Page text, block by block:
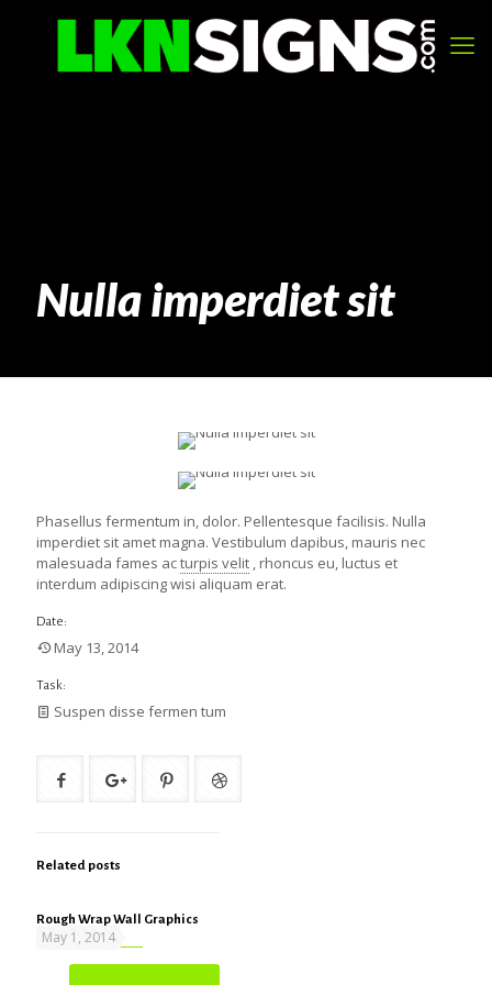
Nulla imperdiet sit
Phasellus fermentum in, dolor. Pellentesque facilisis. Nulla
imperdiet sit amet magna. Vestibulum dapibus, mauris nec
malesuada fames acturpis velit , rhoncus eu, luctus et
interdum adipiscing wisi aliquam erat.
Date:
May 13, 2014
Task:
Suspen disse fermen tum
Related posts
May 1, 2014
Rough Wrap Wall Graphics